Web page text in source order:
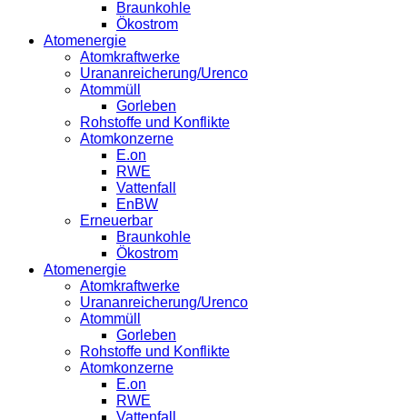
Braunkohle
Ökostrom
Atomenergie
Atomkraftwerke
Urananreicherung/Urenco
Atommüll
Gorleben
Rohstoffe und Konflikte
Atomkonzerne
E.on
RWE
Vattenfall
EnBW
Erneuerbar
Braunkohle
Ökostrom
Atomenergie
Atomkraftwerke
Urananreicherung/Urenco
Atommüll
Gorleben
Rohstoffe und Konflikte
Atomkonzerne
E.on
RWE
Vattenfall